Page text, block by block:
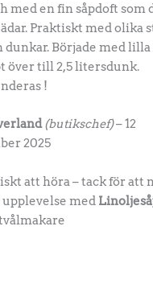
med en fin såpdoft som
Praktiskt med olika
dunkar. Började med
över till 2,5 litersdunk.
!
(butikschef)–12
2025
att höra – tack för att
upplevelse med